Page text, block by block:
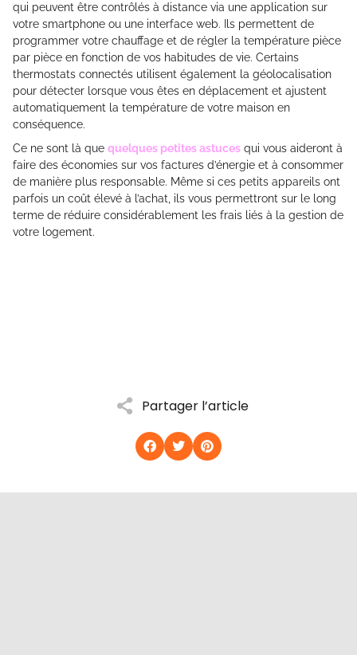
Partager l’article
qui peuvent être contrôlés à distance via une application sur
votre smartphone ou une interface web. Ils permettent de
programmer votre chauffage et de régler la température pièce
par pièce en fonction de vos habitudes de vie. Certains
thermostats connectés utilisent également la géolocalisation
pour détecter lorsque vous êtes en déplacement et ajustent
automatiquement la température de votre maison en
conséquence.
Ce ne sont là que quelques petites astuces qui vous aideront à
faire des économies sur vos factures d’énergie et à consommer
de manière plus responsable. Même si ces petits appareils ont
parfois un coût élevé à l’achat, ils vous permettront sur le long
terme de réduire considérablement les frais liés à la gestion de
votre logement.